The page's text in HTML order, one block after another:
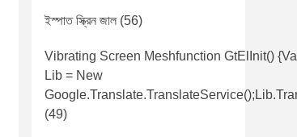
ইস্পাত স্ক্রিন জাল (56)
Vibrating Screen Meshfunction GtElInit()
Lib = New
(49)